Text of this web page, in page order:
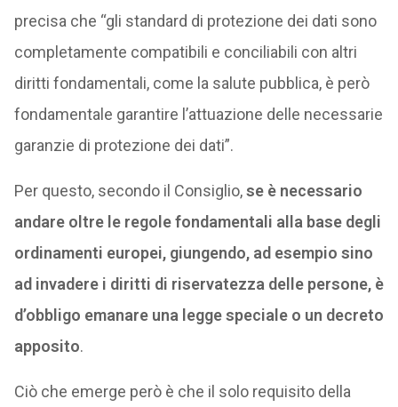
precisa che “gli standard di protezione dei dati sono
completamente compatibili e conciliabili con altri
diritti fondamentali, come la salute pubblica, è però
fondamentale garantire l’attuazione delle necessarie
garanzie di protezione dei dati”.
Per questo, secondo il Consiglio,se è necessario
andare oltre le regole fondamentali alla base degli
ordinamenti europei, giungendo, ad esempio sino
ad invadere i diritti di riservatezza delle persone, è
d’obbligo emanare una legge speciale o un decreto
apposito.
Ciò che emerge però è che il solo requisito della